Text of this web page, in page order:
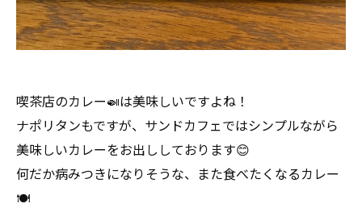
喫茶店のカレー🍛は美味しいですよね！
ナポリタンもですが、サンドカフェではシンプルながら
美味しいカレーをお出ししております😊
何だか病みつきになりそうな、また食べたくなるカレー
🍽️